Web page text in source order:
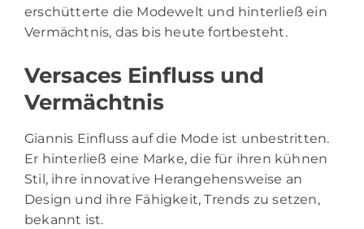
erschütterte die Modewelt und hinterließ ein
Vermächtnis, das bis heute fortbesteht.
Versaces Einfluss und
Vermächtnis
Giannis Einfluss auf die Mode ist unbestritten.
Er hinterließ eine Marke, die für ihren kühnen
Stil, ihre innovative Herangehensweise an
Design und ihre Fähigkeit, Trends zu setzen,
bekannt ist.